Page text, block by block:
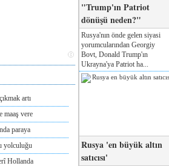
artı
maaş vere
paraya
yolculuğu
Hollanda
"Trump'ın Patriot
dönüşü neden?"
Rusya'nın önde gelen siyasi
yorumcularından Georgiy
Bovt, Donald Trump'ın
Ukrayna'ya Patriot ha...
Rusya 'en büyük altın
satıcısı'